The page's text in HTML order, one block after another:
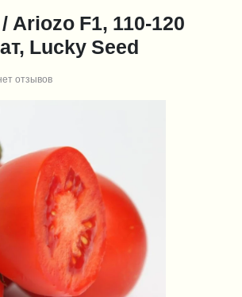
Ariozo F1, 110-120
Lucky Seed
отзывов